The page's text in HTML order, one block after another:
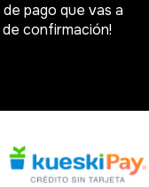
pago que vas a
confirmación!